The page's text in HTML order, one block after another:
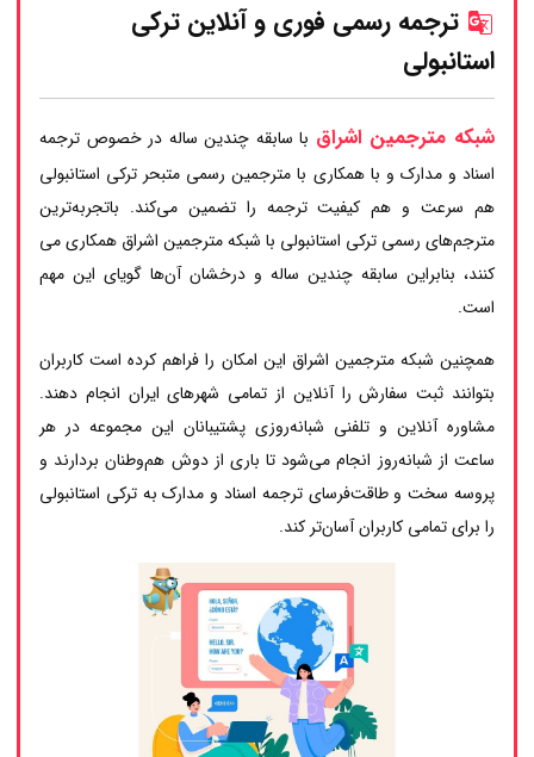
ترجمه رسمی فوری و آنلاین ترکی
استانبولی
شبکه مترجمین اشراق با سابقه چندین ساله در خصوص ترجمه
اسناد و مدارک و با همکاری با مترجمین رسمی متبحر ترکی استانبولی
هم سرعت و هم کیفیت ترجمه را تضمین می‌کند. باتجربه‌ترین
مترجم‌های رسمی ترکی استانبولی با شبکه مترجمین اشراق همکاری می
کنند، بنابراین سابقه چندین ساله و درخشان آن‌ها گویای این مهم
است.
همچنین شبکه مترجمین اشراق این امکان را فراهم کرده است کاربران
بتوانند ثبت سفارش را آنلاین از تمامی شهرهای ایران انجام دهند.
مشاوره آنلاین و تلفنی شبانه‌روزی پشتیبانان این مجموعه در هر
ساعت از شبانه‌روز انجام می‌شود تا باری از دوش هم‌وطنان بردارند و
پروسه سخت و طاقت‌فرسای ترجمه اسناد و مدارک به ترکی استانبولی
را برای تمامی کاربران آسان‌تر کند.